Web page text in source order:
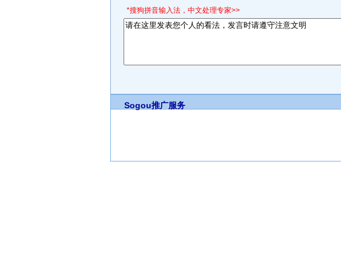
*搜狗拼音输入法，中文处理专家>>
Sogou推广服务